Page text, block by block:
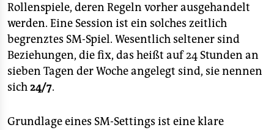
nord
wahrheit
verlag
veranstaltungen
Rollenspiele, deren Regeln vorher ausgehandelt
werden. Eine Session ist ein solches zeitlich
begrenztes SM-Spiel. Wesentlich seltener sind
Beziehungen, die fix, das heißt auf 24 Stunden an
sieben Tagen der Woche angelegt sind, sie nennen
sich24/7.
Grundlage eines SM-Settings ist eine klare